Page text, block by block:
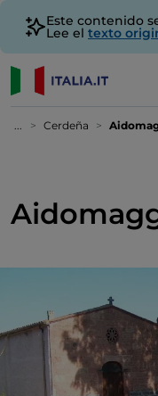
Este contenido
Lee el texto
... Cerdeña